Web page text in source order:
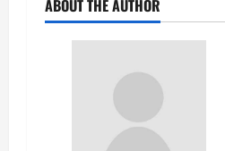
ABOUT THE AUTHOR